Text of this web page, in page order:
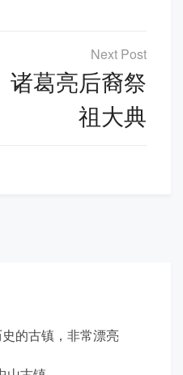
诸葛亮后裔祭
祖大典
的古镇，非常漂亮